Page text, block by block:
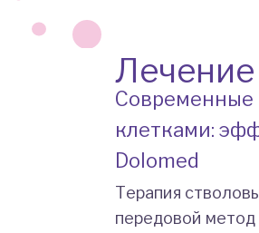
Современные
клетками:
Dolomed
Терапия
передовой